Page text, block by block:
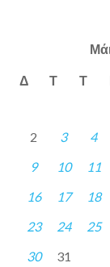
Δ Τ Τ
2
3 4
9
10 11
16
17 18
23
24 25
30
31